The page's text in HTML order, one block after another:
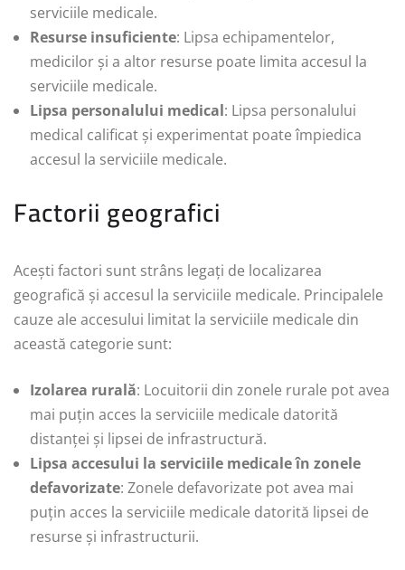
serviciile medicale.
Resurse insuficiente: Lipsa echipamentelor,
medicilor și a altor resurse poate limita accesul la
serviciile medicale.
Lipsa personalului medical: Lipsa personalului
medical calificat și experimentat poate împiedica
accesul la serviciile medicale.
Factorii geografici
Acești factori sunt strâns legați de localizarea
geografică și accesul la serviciile medicale. Principalele
cauze ale accesului limitat la serviciile medicale din
această categorie sunt:
Izolarea rurală: Locuitorii din zonele rurale pot avea
mai puțin acces la serviciile medicale datorită
distanței și lipsei de infrastructură.
Lipsa accesului la serviciile medicale în zonele
defavorizate: Zonele defavorizate pot avea mai
puțin acces la serviciile medicale datorită lipsei de
resurse și infrastructurii.